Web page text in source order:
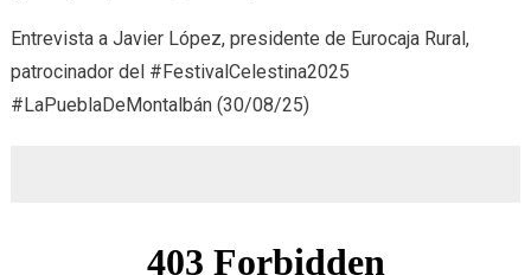
López,
Entrevista a Javier López, presidente de Eurocaja Rural,
patrocinador del #FestivalCelestina2025
#LaPueblaDeMontalbán (30/08/25)